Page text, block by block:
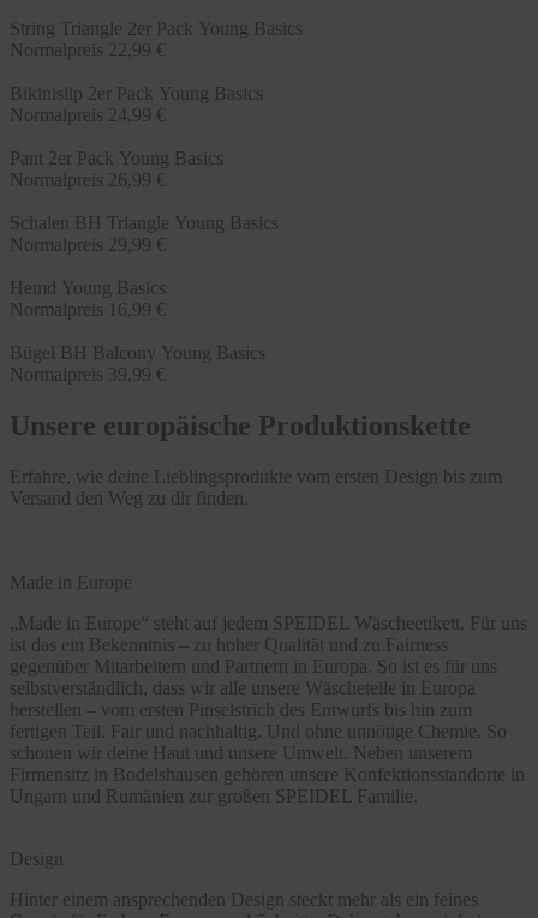
String Triangle 2er Pack Young Basics
Normalpreis 22,99 €
Bikinislip 2er Pack Young Basics
Normalpreis 24,99 €
Pant 2er Pack Young Basics
Normalpreis 26,99 €
Schalen BH Triangle Young Basics
Normalpreis 29,99 €
Hemd Young Basics
Normalpreis 16,99 €
Bügel BH Balcony Young Basics
Normalpreis 39,99 €
Unsere europäische Produktionskette
Erfahre, wie deine Lieblingsprodukte vom ersten Design bis zum
Versand den Weg zu dir finden.
Made in Europe
„Made in Europe“ steht auf jedem SPEIDEL Wäscheetikett. Für uns
ist das ein Bekenntnis – zu hoher Qualität und zu Fairness
gegenüber Mitarbeitern und Partnern in Europa. So ist es für uns
selbstverständlich, dass wir alle unsere Wäscheteile in Europa
herstellen – vom ersten Pinselstrich des Entwurfs bis hin zum
fertigen Teil. Fair und nachhaltig. Und ohne unnötige Chemie. So
schonen wir deine Haut und unsere Umwelt. Neben unserem
Firmensitz in Bodelshausen gehören unsere Konfektionsstandorte in
Ungarn und Rumänien zur großen SPEIDEL Familie.
Design
Hinter einem ansprechenden Design steckt mehr als ein feines